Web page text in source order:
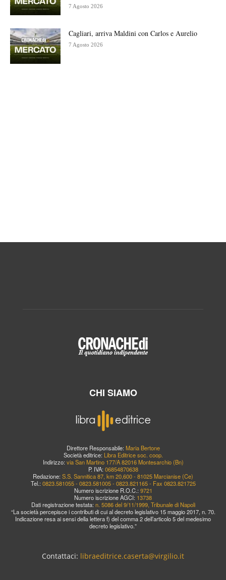
7 Agosto 2026
Cagliari, arriva Maldini con Carlos e Aurelio
7 Agosto 2026
CHI SIAMO
Direttore Responsabile: Maria Bertone
Società editrice: Libra Editrice soc. coop.
Indirizzo: via San Martino 177/A 82016 Montesarchio (Bn)
P. IVA: 06854870638
Redazione: S.S. Sannitica 87, km 20,600 - 81025 Marcianise (Ce)
Tel.: 0823.581055 - 0823.581005 - 0823.821165 - Fax 0823.821725
Numero iscrizione R.O.C.: 9721
Numero iscrizione AGCI: 13738
Dati registrazione testata: n. 5086 del 9/11/1999, Tribunale di Napoli
“La società percepisce i contributi di cui al decreto legislativo 15 maggio 2017, n. 70.
Indicazione resa ai sensi della lettera f) del comma 2 dell’articolo 5 del medesimo
decreto legislativo.”
Contattaci: libraeditrice.caserta@virgilio.it